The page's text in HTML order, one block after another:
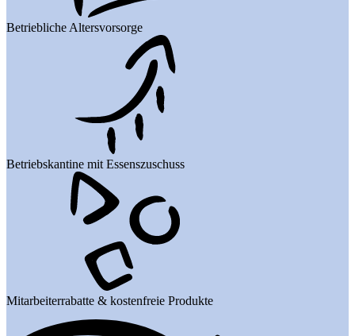
Betriebliche Altersvorsorge
Betriebskantine mit Essenszuschuss
Mitarbeiterrabatte & kostenfreie Produkte